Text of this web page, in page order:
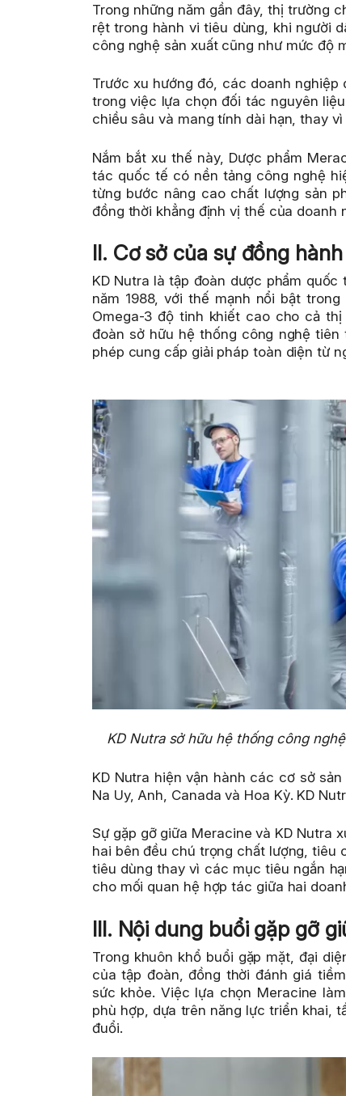
Trong những năm gần đây, thị trường
rệt trong hành vi tiêu dùng, khi người
công nghệ sản xuất cũng như mức độ
Trước xu hướng đó, các doanh
trong việc lựa chọn đối tác nguyên
chiều sâu và mang tính dài hạn, thay
Nắm bắt xu thế này, Dược phẩm
tác quốc tế có nền tảng công nghệ
từng bước nâng cao chất lượng sản
đồng thời khẳng định vị thế của doanh
II. Cơ sở của sự đồng
KD Nutra là tập đoàn dược phẩm
năm 1988, với thế mạnh nổi bật
Omega-3 độ tinh khiết cao cho cả
đoàn sở hữu hệ thống công nghệ
phép cung cấp giải pháp toàn diện từ
KD Nutra sở hữu hệ thống công
KD Nutra hiện vận hành các cơ sở
Na Uy, Anh, Canada và Hoa Kỳ. KD
Sự gặp gỡ giữa Meracine và KD Nutra
hai bên đều chú trọng chất lượng, tiêu
tiêu dùng thay vì các mục tiêu ngắn
cho mối quan hệ hợp tác giữa hai
III. Nội dung buổi gặp gỡ
Trong khuôn khổ buổi gặp mặt ,đại
của tập đoàn, đồng thời đánh giá
sức khỏe. Việc lựa chọn Meracine
phù hợp, dựa trên năng lực triển khai,
đuổi.